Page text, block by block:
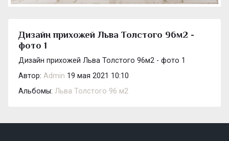
Дизайн прихожей Льва Толстого 96м2 -
фото 1
Дизайн прихожей Льва Толстого 96м2 - фото 1
Автор: Admin 19 мая 2021 10:10
Альбомы: Льва Толстого 96 м2